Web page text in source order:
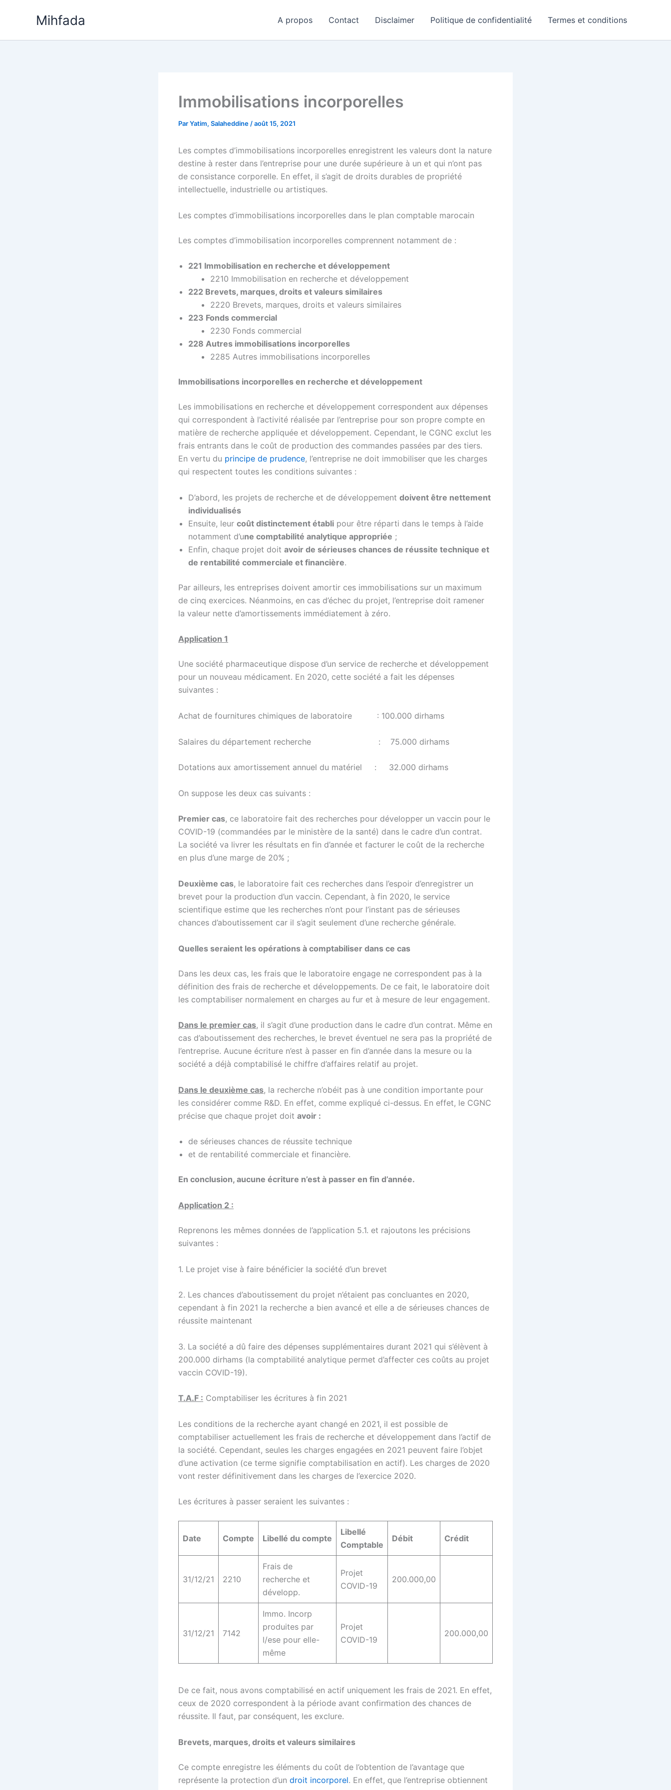
Mihfada A propos Contact Disclaimer Politique de confidentialité Termes et conditions
Immobilisations incorporelles
ParYatim, Salaheddine /août 15, 2021
Les comptes d’immobilisations incorporelles enregistrent les valeurs dont la nature
destine à rester dans l’entreprise pour une durée supérieure à un et qui n’ont pas
de consistance corporelle. En effet, il s’agit de droits durables de propriété
intellectuelle, industrielle ou artistiques.
Les comptes d’immobilisations incorporelles dans le plan comptable marocain
Les comptes d’immobilisation incorporelles comprennent notamment de :
221 Immobilisation en recherche et développement
2210 Immobilisation en recherche et développement
222 Brevets, marques, droits et valeurs similaires
2220 Brevets, marques, droits et valeurs similaires
223 Fonds commercial
2230 Fonds commercial
228 Autres immobilisations incorporelles
2285 Autres immobilisations incorporelles
Immobilisations incorporelles en recherche et développement
Les immobilisations en recherche et développement correspondent aux dépenses
qui correspondent à l’activité réalisée par l’entreprise pour son propre compte en
matière de recherche appliquée et développement. Cependant, le CGNC exclut les
frais entrants dans le coût de production des commandes passées par des tiers.
En vertu du principe de prudence, l’entreprise ne doit immobiliser que les charges
qui respectent toutes les conditions suivantes :
D’abord, les projets de recherche et de développement doivent être nettement
individualisés
Ensuite, leur coût distinctement établi pour être réparti dans le temps à l’aide
notamment d’une comptabilité analytique appropriée ;
Enfin, chaque projet doit avoir de sérieuses chances de réussite technique et
de rentabilité commerciale et financière.
Par ailleurs, les entreprises doivent amortir ces immobilisations sur un maximum
de cinq exercices. Néanmoins, en cas d’échec du projet, l’entreprise doit ramener
la valeur nette d’amortissements immédiatement à zéro.
Application 1
Une société pharmaceutique dispose d’un service de recherche et développement
pour un nouveau médicament. En 2020, cette société a fait les dépenses
suivantes :
Achat de fournitures chimiques de laboratoire : 100.000 dirhams
Salaires du département recherche : 75.000 dirhams
Dotations aux amortissement annuel du matériel : 32.000 dirhams
On suppose les deux cas suivants :
Premier cas, ce laboratoire fait des recherches pour développer un vaccin pour le
COVID-19 (commandées par le ministère de la santé) dans le cadre d’un contrat.
La société va livrer les résultats en fin d’année et facturer le coût de la recherche
en plus d’une marge de 20% ;
Deuxième cas, le laboratoire fait ces recherches dans l’espoir d’enregistrer un
brevet pour la production d’un vaccin. Cependant, à fin 2020, le service
scientifique estime que les recherches n’ont pour l’instant pas de sérieuses
chances d’aboutissement car il s’agit seulement d’une recherche générale.
Quelles seraient les opérations à comptabiliser dans ce cas
Dans les deux cas, les frais que le laboratoire engage ne correspondent pas à la
définition des frais de recherche et développements. De ce fait, le laboratoire doit
les comptabiliser normalement en charges au fur et à mesure de leur engagement.
Dans le premier cas, il s’agit d’une production dans le cadre d’un contrat. Même en
cas d’aboutissement des recherches, le brevet éventuel ne sera pas la propriété de
l’entreprise. Aucune écriture n’est à passer en fin d’année dans la mesure ou la
société a déjà comptabilisé le chiffre d’affaires relatif au projet.
Dans le deuxième cas, la recherche n’obéit pas à une condition importante pour
les considérer comme R&D. En effet, comme expliqué ci-dessus. En effet, le CGNC
précise que chaque projet doit avoir :
de sérieuses chances de réussite technique
et de rentabilité commerciale et financière.
En conclusion, aucune écriture n’est à passer en fin d’année.
Application 2 :
Reprenons les mêmes données de l’application 5.1. et rajoutons les précisions
suivantes :
1. Le projet vise à faire bénéficier la société d’un brevet
2. Les chances d’aboutissement du projet n’étaient pas concluantes en 2020,
cependant à fin 2021 la recherche a bien avancé et elle a de sérieuses chances de
réussite maintenant
3. La société a dû faire des dépenses supplémentaires durant 2021 qui s’élèvent à
200.000 dirhams (la comptabilité analytique permet d’affecter ces coûts au projet
vaccin COVID-19).
T.A.F : Comptabiliser les écritures à fin 2021
Les conditions de la recherche ayant changé en 2021, il est possible de
comptabiliser actuellement les frais de recherche et développement dans l’actif de
la société. Cependant, seules les charges engagées en 2021 peuvent faire l’objet
d’une activation (ce terme signifie comptabilisation en actif). Les charges de 2020
vont rester définitivement dans les charges de l’exercice 2020.
Les écritures à passer seraient les suivantes :
Date Compte Libellé du compte
Libellé
Comptable
Débit Crédit
31/12/21 2210
Frais de
recherche et
développ.
Projet
COVID-19
200.000,00
31/12/21 7142
Immo. Incorp
produites par
l/ese pour elle-
même
Projet
COVID-19
200.000,00
De ce fait, nous avons comptabilisé en actif uniquement les frais de 2021. En effet,
ceux de 2020 correspondent à la période avant confirmation des chances de
réussite. Il faut, par conséquent, les exclure.
Brevets, marques, droits et valeurs similaires
Ce compte enregistre les éléments du coût de l’obtention de l’avantage que
représente la protection d’un droit incorporel. En effet, que l’entreprise obtiennent